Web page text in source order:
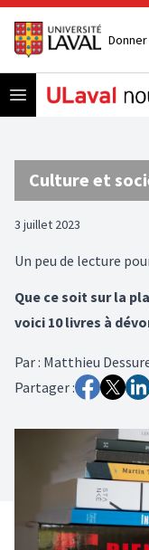
Donner
Open menu
Culture et
3 juillet 2023
Un peu de lecture
Que ce soit sur la
voici 10 livres à
Par: Matthieu
Partager :